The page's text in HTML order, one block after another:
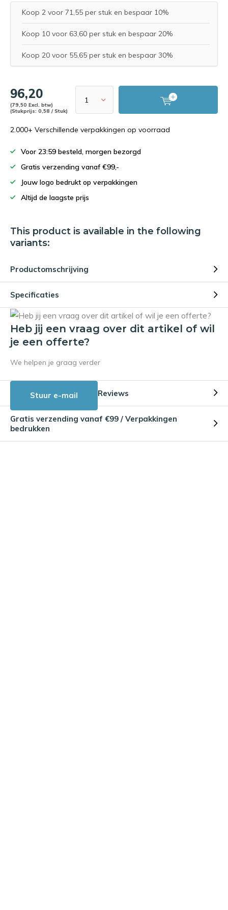
Koop 2 voor 71,55 per stuk en bespaar 10%
Koop 10 voor 63,60 per stuk en bespaar 20%
Koop 20 voor 55,65 per stuk en bespaar 30%
96,20
(79,50 Excl. btw)
(Stukprijs: 0,58 / Stuk)
2.000+ Verschillende verpakkingen op voorraad
Voor 23:59 besteld, morgen bezorgd
Gratis verzending vanaf €99,-
Jouw logo bedrukt op verpakkingen
Altijd de laagste prijs
This product is available in the following
variants:
Productomschrijving
Specificaties
Heb jij een vraag over dit artikel of wil
je een offerte?
We helpen je graag verder
Stuur e-mail Reviews
Gratis verzending vanaf €99 / Verpakkingen
bedrukken